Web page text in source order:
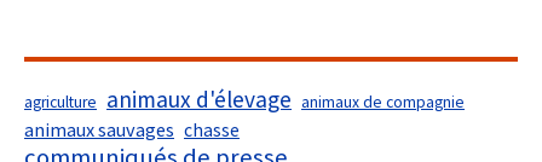
agriculture animaux d'élevage animaux de compagnie
animaux sauvages chasse